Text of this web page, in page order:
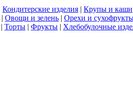
Кондитерские изделия Крупы и каши
Овощи и зелень Орехи и
Торты Фрукты Хлебобулочные